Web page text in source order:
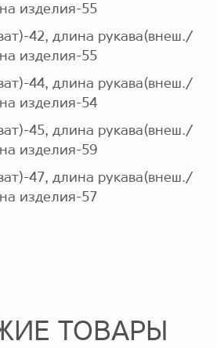
изделия-55
42, длина рукава(внеш./
изделия-55
44, длина рукава(внеш./
изделия-54
45, длина рукава(внеш./
изделия-59
47, длина рукава(внеш./
изделия-57
ТОВАРЫ